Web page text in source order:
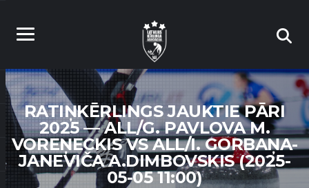
RATIŅKĒRLINGS JAUKTIE PĀRI
2025 — ALL/G. PAVLOVA M.
VOREŅECKIS VS ALL/I. GORBAŅA-
JANEVIČA A.DIMBOVSKIS (2025-
05-05 11:00)